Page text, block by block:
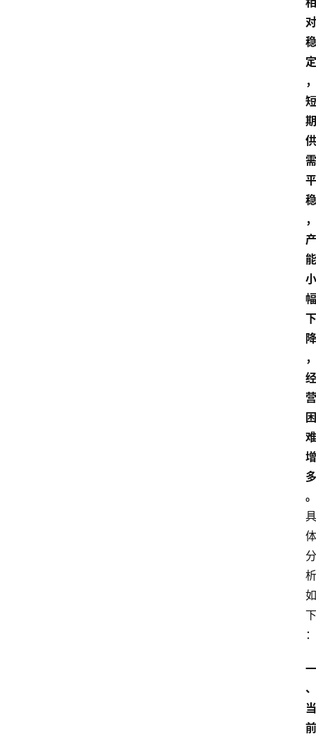
对
稳
定
，
短
期
供
需
平
稳
，
产
能
小
幅
下
降
，
经
营
困
难
增
多
。
具
体
分
析
如
下
：
一
、
当
前